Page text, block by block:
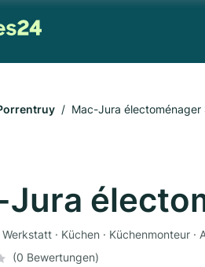
Mac-Jura électoménager
Jura
· Küchen · Küchenmonteur
(0 Bewertungen)